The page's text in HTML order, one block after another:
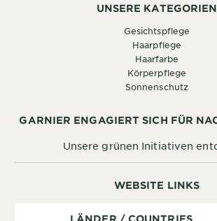
WEBSITE LINKS
LÄNDER / COUNTRIES
UNSERE KATEGORIEN
Gesichtspflege
Haarpflege
Haarfarbe
Körperpflege
Sonnenschutz
GARNIER ENGAGIERT SICH FÜR
Unsere grünen Initiativen